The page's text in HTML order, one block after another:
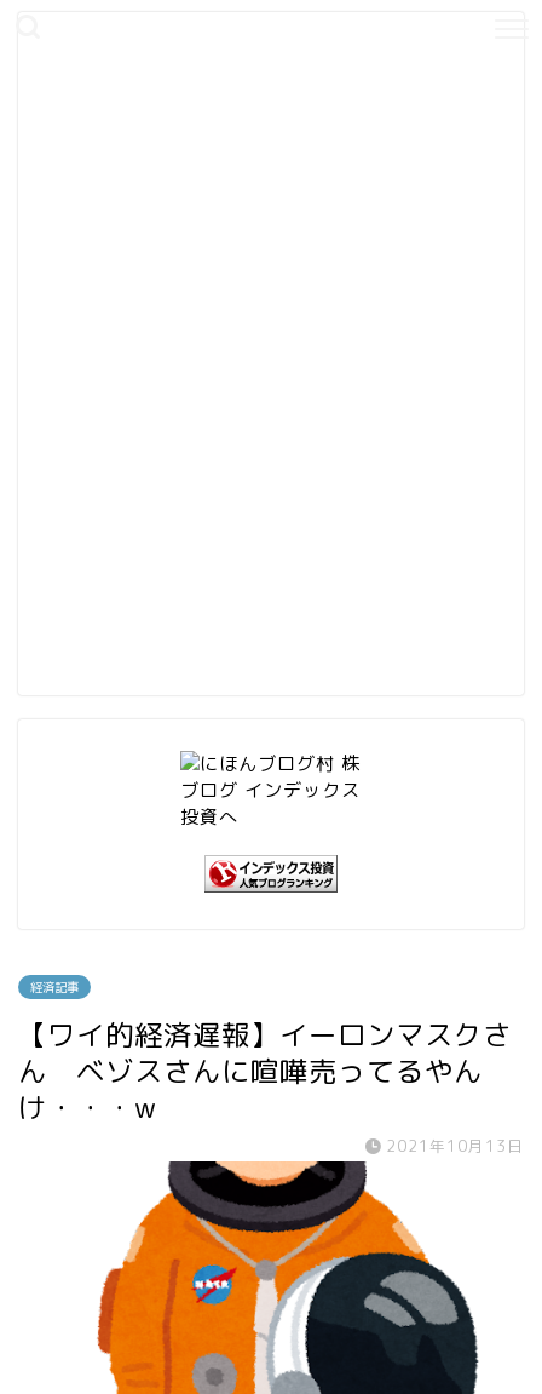
経済記事
【ワイ的経済遅報】イーロンマスクさ
ん ベゾスさんに喧嘩売ってるやん
け・・・w
2021年10月13日